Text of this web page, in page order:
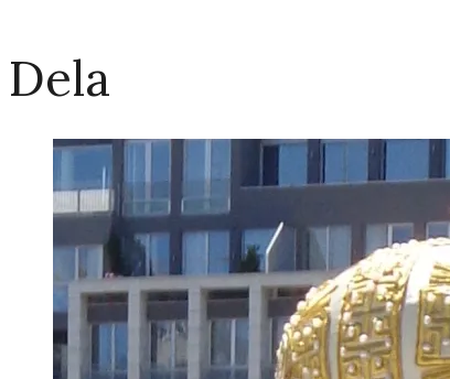
Dela